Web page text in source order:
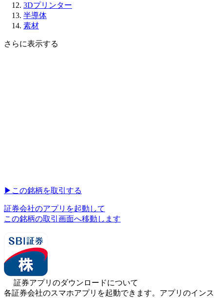
3Dプリンター
半導体
素材
さらに表示する
▶︎ この銘柄を取引する
証券会社のアプリを起動して
この銘柄の取引画面へ移動します
証券アプリのダウンロードについて
各証券会社のスマホアプリを起動できます。アプリのインス